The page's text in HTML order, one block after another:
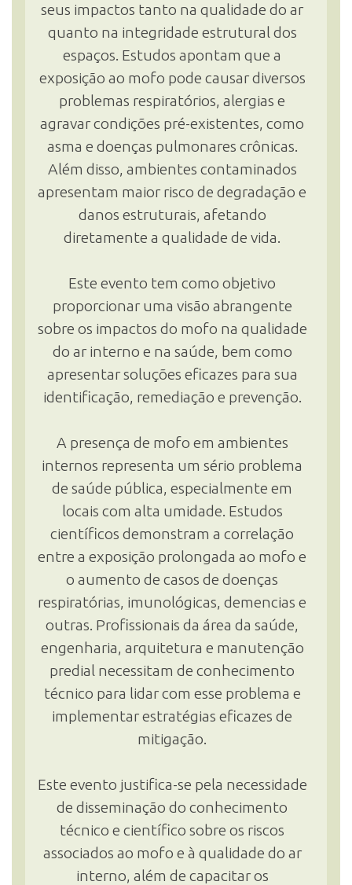
seus impactos tanto na qualidade do ar
quanto na integridade estrutural dos
espaços. Estudos apontam que a
exposição ao mofo pode causar diversos
problemas respiratórios, alergias e
agravar condições pré-existentes, como
asma e doenças pulmonares crônicas.
Além disso, ambientes contaminados
apresentam maior risco de degradação e
danos estruturais, afetando
diretamente a qualidade de vida.
Este evento tem como objetivo
proporcionar uma visão abrangente
sobre os impactos do mofo na qualidade
do ar interno e na saúde, bem como
apresentar soluções eficazes para sua
identificação, remediação e prevenção.
A presença de mofo em ambientes
internos representa um sério problema
de saúde pública, especialmente em
locais com alta umidade. Estudos
científicos demonstram a correlação
entre a exposição prolongada ao mofo e
o aumento de casos de doenças
respiratórias, imunológicas, demencias e
outras. Profissionais da área da saúde,
engenharia, arquitetura e manutenção
predial necessitam de conhecimento
técnico para lidar com esse problema e
implementar estratégias eficazes de
mitigação.
Este evento justifica-se pela necessidade
de disseminação do conhecimento
técnico e científico sobre os riscos
associados ao mofo e à qualidade do ar
interno, além de capacitar os